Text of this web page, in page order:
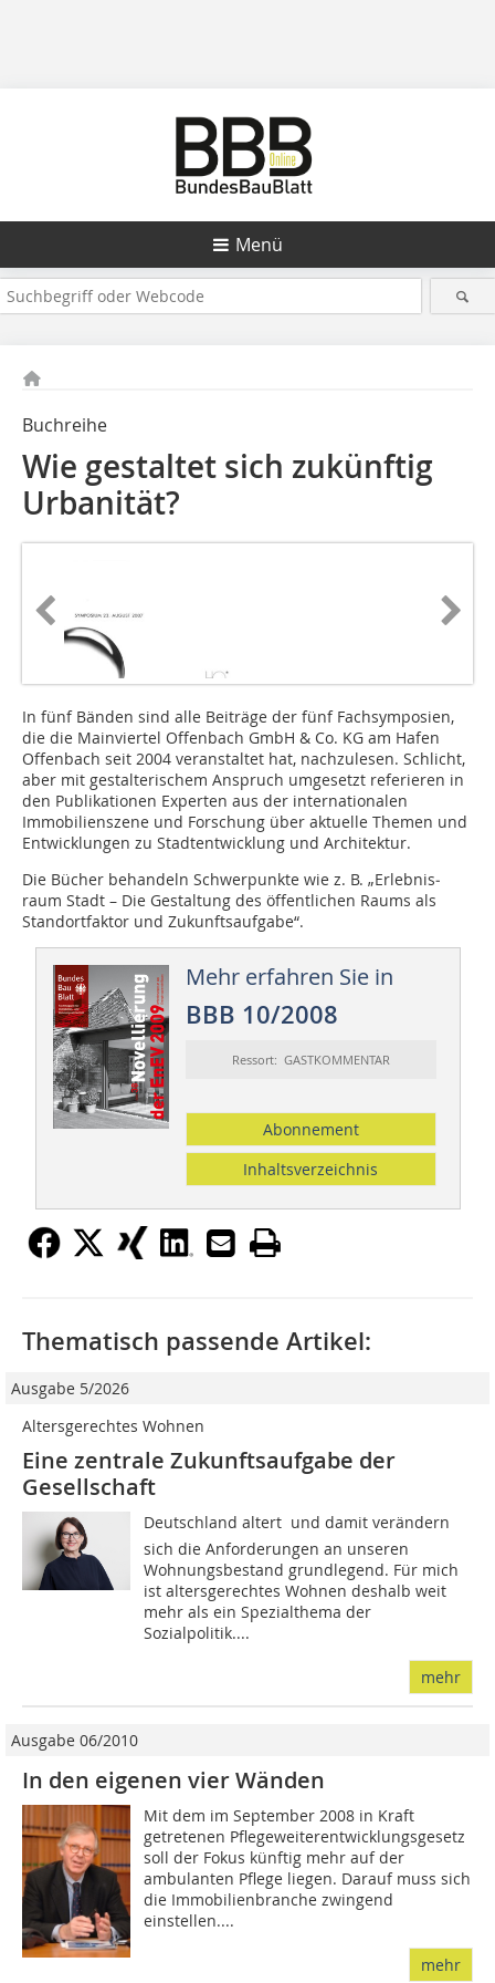
Menü
Buchreihe
Wie gestaltet sich zukünftig
Urbanität?
In fünf Bänden sind alle Beiträge der fünf Fachsymposien,
die die Mainviertel Offenbach GmbH & Co. KG am Hafen
Offenbach seit 2004 veranstaltet hat, nachzulesen. Schlicht,
aber mit gestalterischem Anspruch umgesetzt referieren in
den Publikationen Experten aus der internationalen
Immobilienszene und Forschung über aktuelle Themen und
Entwicklungen zu Stadtentwicklung und Architektur.
Die Bücher be­­handeln Schwerpunkte wie z. B. „Erleb­nis­
raum Stadt – Die Gestal­tung des öffentlichen Raums als
Standortfaktor und Zukunftsaufgabe“.
Mehr erfahren Sie in
BBB 10/2008
Ressort: GASTKOMMENTAR
Abonnement
Inhaltsverzeichnis
Thematisch passende Artikel:
Ausgabe 5/2026
Altersgerechtes Wohnen
Eine zentrale Zukunftsaufgabe der
Gesellschaft
Deutschland altert  und damit verändern
sich die Anforderungen an unseren
Wohnungsbestand grundlegend. Für mich
ist altersgerechtes Wohnen deshalb weit
mehr als ein Spezialthema der
Sozialpolitik....
mehr
Ausgabe 06/2010
In den eigenen vier Wänden
Mit dem im September 2008 in Kraft
getretenen Pflegeweiterentwicklungsgesetz
soll der Fokus künftig mehr auf der
ambulanten Pflege liegen. Darauf muss sich
die Immobilienbranche zwingend
einstellen....
mehr